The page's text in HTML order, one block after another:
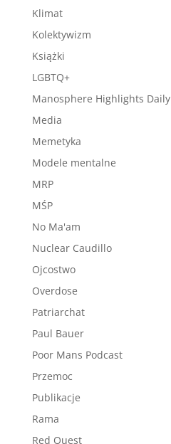
Klimat
Kolektywizm
Książki
LGBTQ+
Manosphere Highlights Daily
Media
Memetyka
Modele mentalne
MRP
MŚP
No Ma'am
Nuclear Caudillo
Ojcostwo
Overdose
Patriarchat
Paul Bauer
Poor Mans Podcast
Przemoc
Publikacje
Rama
Red Quest